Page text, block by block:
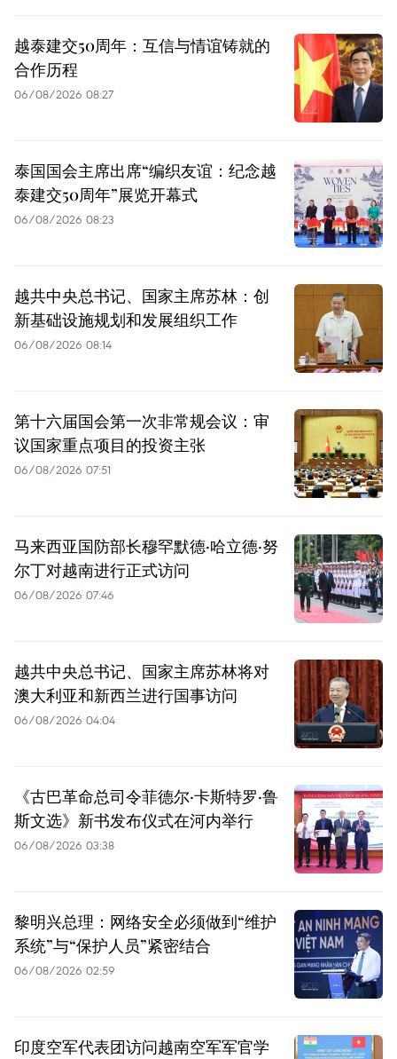
越泰建交50周年：互信与情谊铸就的
合作历程
06/08/2026 08:27
泰国国会主席出席“编织友谊：纪念越
泰建交50周年”展览开幕式
06/08/2026 08:23
越共中央总书记、国家主席苏林：创
新基础设施规划和发展组织工作
06/08/2026 08:14
第十六届国会第一次非常规会议：审
议国家重点项目的投资主张
06/08/2026 07:51
马来西亚国防部长穆罕默德·哈立德·努
尔丁对越南进行正式访问
06/08/2026 07:46
越共中央总书记、国家主席苏林将对
澳大利亚和新西兰进行国事访问
06/08/2026 04:04
《古巴革命总司令菲德尔·卡斯特罗·鲁
斯文选》新书发布仪式在河内举行
06/08/2026 03:38
黎明兴总理：网络安全必须做到“维护
系统”与“保护人员”紧密结合
06/08/2026 02:59
印度空军代表团访问越南空军军官学